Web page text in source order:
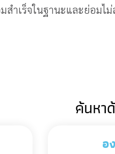
ำเร็จในฐานะและย่อมไ
ค้นหา
อ